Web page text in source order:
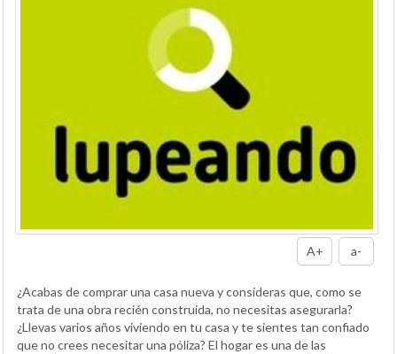
A+ a-
¿Acabas de comprar una casa nueva y consideras que, como se
trata de una obra recién construida, no necesitas asegurarla?
¿Llevas varios años viviendo en tu casa y te sientes tan confiado
que no crees necesitar una póliza? El hogar es una de las